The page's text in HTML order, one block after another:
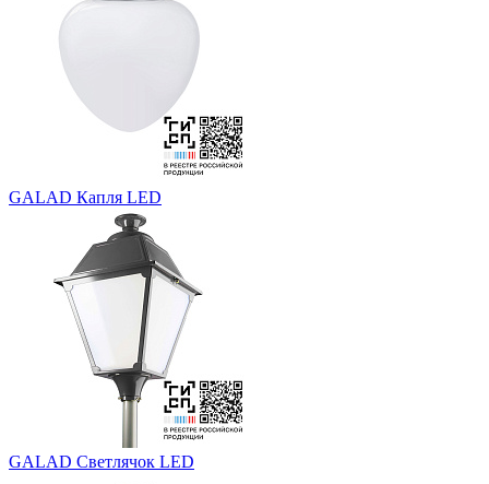
GALAD Капля LED
GALAD Светлячок LED